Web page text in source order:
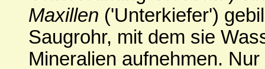
Maxillen ('Unterkiefer')
Saugrohr, mit dem sie
Mineralien aufnehmen.